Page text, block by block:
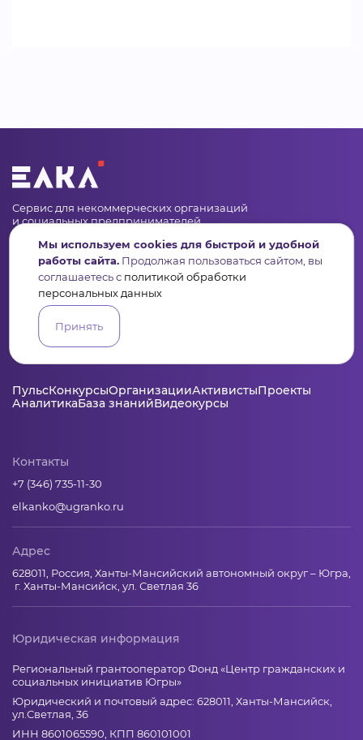
Сервис для некоммерческих организаций
и социальных предпринимателей
Подпишись на рассылку дайджест, новости, мероприятия
ПульсКонкурсыОрганизацииАктивистыПроекты
АналитикаБаза знанийВидеокурсы
Контакты
+7 (346) 735-11-30
elkanko@ugranko.ru
Адрес
628011, Россия, Ханты-Мансийский автономный округ – Югра,
г. Ханты-Мансийск, ул. Светлая 36
Юридическая информация
Региональный грантооператор Фонд «Центр гражданских и
социальных инициатив Югры»
Юридический и почтовый адрес: 628011, Ханты-Мансийск,
ул.Светлая, 36
ИНН 8601065590, КПП 860101001
Мы используем cookies для быстрой и удобной
работы сайта. Продолжая пользоваться сайтом, вы
соглашаетесь с политикой обработки
персональных данных
Принять